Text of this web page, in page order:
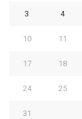
3 4
10 11
17 18
24 25
31